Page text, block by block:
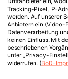
Tracking-Pixel, IP-
werden. Auf unserer
Anbietern ein (Video-
Datenverarbeitung
keinen Einfluss. Mit
beschriebenen
unter „Privacy-
widerrufen. (BoD-